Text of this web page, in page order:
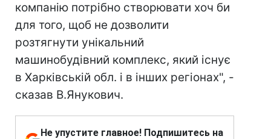
компанію потрібно створювати хоч би
для того, щоб не дозволити
розтягнути унікальний
машинобудівний комплекс, який існує
в Харківській обл. і в інших регіонах", -
сказав В.Янукович.
Не упустите главное! Подпишитесь на